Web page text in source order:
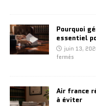
Pourquoi
essentiel
juin 13,
fermés
Air france
à éviter